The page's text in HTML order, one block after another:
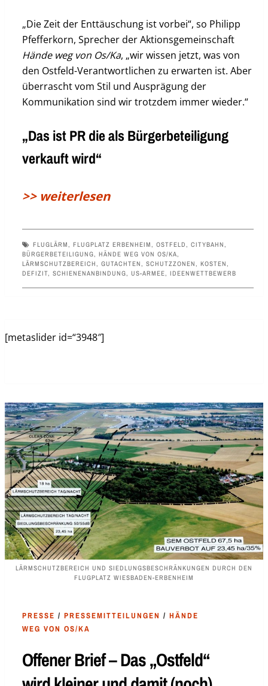
„Die Zeit der Enttäuschung ist vorbei“, so Philipp
Pfefferkorn, Sprecher der Aktionsgemeinschaft
Hände weg von Os/Ka, „wir wissen jetzt, was von
den Ostfeld-Verantwortlichen zu erwarten ist. Aber
überrascht vom Stil und Ausprägung der
Kommunikation sind wir trotzdem immer wieder.“
„Das ist PR die als Bürgerbeteiligung
verkauft wird“
>> weiterlesen
FLUGLÄRM, FLUGPLATZ ERBENHEIM, OSTFELD, CITYBAHN,
BÜRGERBETEILIGUNG, HÄNDE WEG VON OS/KA,
LÄRMSCHUTZBEREICH, GUTACHTEN, SCHUTZZONEN, KOSTEN,
DEFIZIT, SCHIENENANBINDUNG, US-ARMEE, IDEENWETTBEWERB
[metaslider id=“3948″]
LÄRMSCHUTZBEREICH UND SIEDLUNGSBESCHRÄNKUNGEN DURCH DEN
FLUGPLATZ WIESBADEN-ERBENHEIM
PRESSE / PRESSEMITTEILUNGEN / HÄNDE
WEG VON OS/KA
Offener Brief – Das „Ostfeld“